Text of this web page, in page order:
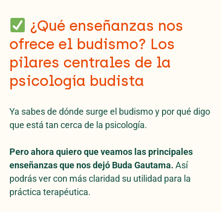
¿Qué enseñanzas nos
ofrece el budismo? Los
pilares centrales de la
psicología budista
Ya sabes de dónde surge el budismo y por qué digo
que está tan cerca de la psicología.
Pero ahora quiero que veamos las principales
enseñanzas que nos dejó Buda Gautama. Así
podrás ver con más claridad su utilidad para la
práctica terapéutica.